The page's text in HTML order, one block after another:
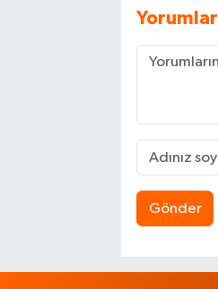
Yorumlar
Gönder